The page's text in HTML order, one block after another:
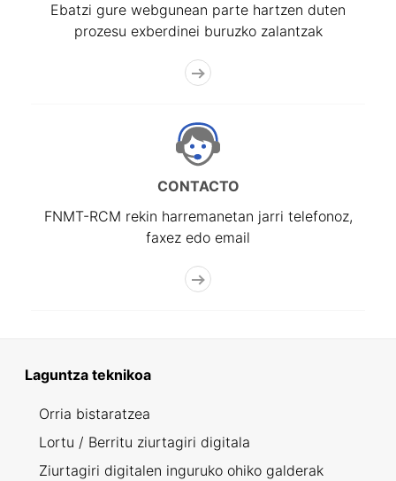
Ebatzi gure webgunean parte hartzen duten
prozesu exberdinei buruzko zalantzak
CONTACTO
FNMT-RCM rekin harremanetan jarri telefonoz,
faxez edo email
Laguntza teknikoa
Orria bistaratzea
Lortu / Berritu ziurtagiri digitala
Ziurtagiri digitalen inguruko ohiko galderak